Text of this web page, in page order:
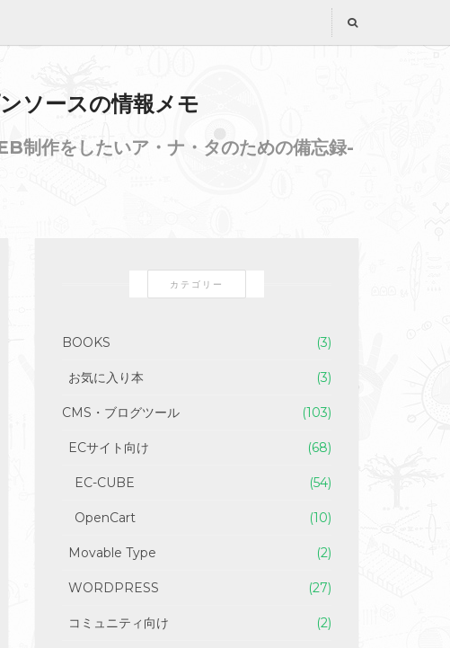
ソースの情報メモ
制作をしたいア・ナ・タのための備忘録-
カテゴリー
BOOKS (3)
お気に入り本 (3)
CMS・ブログツール (103)
ECサイト向け (68)
EC-CUBE (54)
OpenCart (10)
Movable Type (2)
WORDPRESS (27)
コミュニティ向け (2)